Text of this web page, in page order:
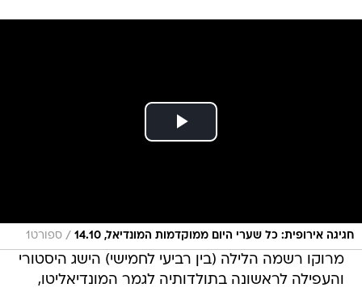
חגיגה אירופית: כל שערי היום ממוקדמות המונדיאל, 14.10 / ספורט1
מרוקו רשמה הלילה (בין רביעי לחמישי) הישג היסטורי
והעפילה לראשונה בתולדותיה לגמר המונדיאליטו,